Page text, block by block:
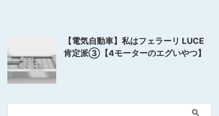
【電気自動車】私はフェラーリ LUCE
肯定派③【4モーターのエグいやつ】